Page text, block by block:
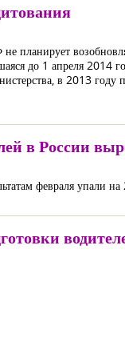
планирует
до 1 апреля 2014
в 2013
в России
февраля упали